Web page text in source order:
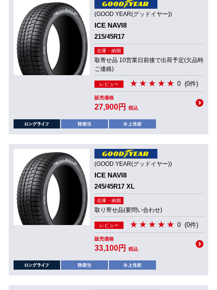
(GOOD YEAR(グッドイヤー))
ICE NAVI8
215/45R17
在庫・納期
取寄せ品 10営業日前後で出荷予定(欠品時
ご連絡)
レビュー 0 (0件)
販売価格
27,900円 税込
(GOOD YEAR(グッドイヤー))
ICE NAVI8
245/45R17 XL
在庫・納期
取り寄せ品(要問い合わせ)
レビュー 0 (0件)
販売価格
33,100円 税込